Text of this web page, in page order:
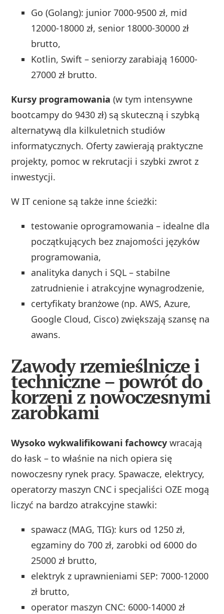
Go (Golang): junior 7000-9500 zł, mid
12000-18000 zł, senior 18000-30000 zł
brutto,
Kotlin, Swift – seniorzy zarabiają 16000-
27000 zł brutto.
Kursy programowania (w tym intensywne
bootcampy do 9430 zł) są skuteczną i szybką
alternatywą dla kilkuletnich studiów
informatycznych. Oferty zawierają praktyczne
projekty, pomoc w rekrutacji i szybki zwrot z
inwestycji.
W IT cenione są także inne ścieżki:
testowanie oprogramowania – idealne dla
początkujących bez znajomości języków
programowania,
analityka danych i SQL – stabilne
zatrudnienie i atrakcyjne wynagrodzenie,
certyfikaty branżowe (np. AWS, Azure,
Google Cloud, Cisco) zwiększają szansę na
awans.
Zawody rzemieślnicze i
techniczne – powrót do
korzeni z nowoczesnymi
zarobkami
Wysoko wykwalifikowani fachowcy wracają
do łask – to właśnie na nich opiera się
nowoczesny rynek pracy. Spawacze, elektrycy,
operatorzy maszyn CNC i specjaliści OZE mogą
liczyć na bardzo atrakcyjne stawki:
spawacz (MAG, TIG): kurs od 1250 zł,
egzaminy do 700 zł, zarobki od 6000 do
25000 zł brutto,
elektryk z uprawnieniami SEP: 7000-12000
zł brutto,
operator maszyn CNC: 6000-14000 zł